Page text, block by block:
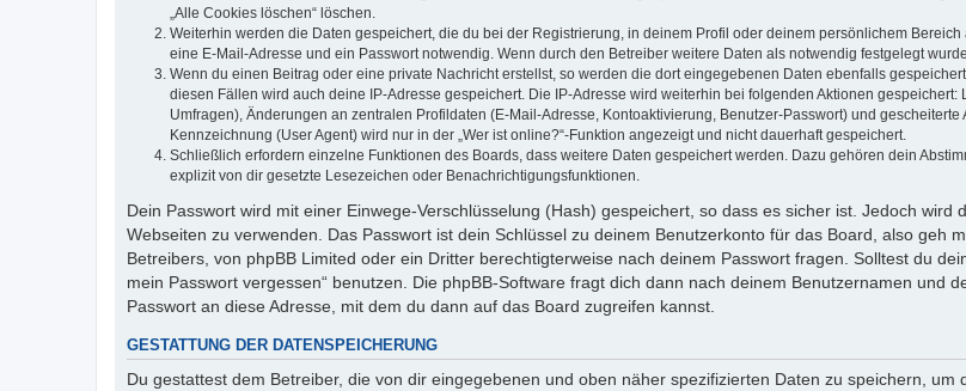
„Alle Cookies löschen“ löschen.
Weiterhin werden die Daten gespeichert, die du bei der Registrierung, in deinem Profil oder deinem persönlichem
eine E-Mail-Adresse und ein Passwort notwendig. Wenn durch den Betreiber weitere Daten als notwendig festgelegt
Wenn du einen Beitrag oder eine private Nachricht erstellst, so werden die dort eingegebenen Daten ebenfalls
diesen Fällen wird auch deine IP-Adresse gespeichert. Die IP-Adresse wird weiterhin bei folgenden Aktionen
Umfragen), Änderungen an zentralen Profildaten (E-Mail-Adresse, Kontoaktivierung, Benutzer-Passwort) und
Kennzeichnung (User Agent) wird nur in der „Wer ist online?“-Funktion angezeigt und nicht dauerhaft gespeichert.
Schließlich erfordern einzelne Funktionen des Boards, dass weitere Daten gespeichert werden. Dazu gehören dein
explizit von dir gesetzte Lesezeichen oder Benachrichtigungsfunktionen.
Dein Passwort wird mit einer Einwege-Verschlüsselung (Hash) gespeichert, so dass es sicher ist. Jedoch
Webseiten zu verwenden. Das Passwort ist dein Schlüssel zu deinem Benutzerkonto für das Board, also geh
Betreibers, von phpBB Limited oder ein Dritter berechtigterweise nach deinem Passwort fragen. Solltest du
mein Passwort vergessen“ benutzen. Die phpBB-Software fragt dich dann nach deinem Benutzernamen und
Passwort an diese Adresse, mit dem du dann auf das Board zugreifen kannst.
GESTATTUNG DER DATENSPEICHERUNG
Du gestattest dem Betreiber, die von dir eingegebenen und oben näher spezifizierten Daten zu speichern, um